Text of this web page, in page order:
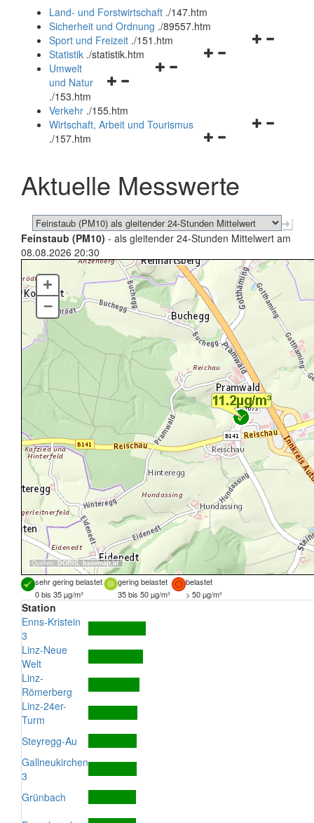
und
schließen
Land- und Forstwirtschaft ./147.htm
Sicherheit und Ordnung ./89557.htm
Navigationsmenü
Sport und Freizeit ./151.htm
Navigationsmenü
Statistik ./statistik.htm
Navigationsmenü
und
schließen
Umwelt
und Natur
./153.htm
Verkehr ./155.htm
Navigationsmenü
schließen
Wirtschaft, Arbeit und Tourismus
./157.htm
Aktuelle Messwerte
Feinstaub (PM10) - als gleitender 24-Stunden Mittelwert am
08.08.2026 20:30
Quellen: DORIS, basemap.at
+
–
sehr gering belastet gering belastet
belastet
0 bis 35 µg/m³
35 bis 50 µg/m³ > 50 µg/m³
Station
Enns-Kristein
3
Linz-Neue
Welt
Linz-
Römerberg
Linz-24er-
Turm
Steyregg-Au
Gallneukirchen
3
Grünbach